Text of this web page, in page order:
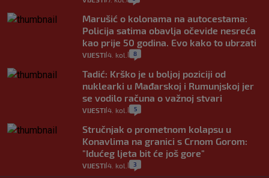
Marušić o kolonama na autocestama:
Policija satima obavlja očevide nesreća
kao prije 50 godina. Evo kako to ubrzati
VIJESTI 4. kol. 8
Tadić: Krško je u boljoj poziciji od
nuklearki u Mađarskoj i Rumunjskoj jer
se vodilo računa o važnoj stvari
VIJESTI 4. kol. 5
Stručnjak o prometnom kolapsu u
Konavlima na granici s Crnom Gorom:
"Idućeg ljeta bit će još gore"
VIJESTI 4. kol. 3